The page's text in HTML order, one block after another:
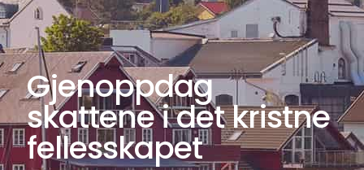
Gjenoppdag
skattene i det kristne
fellesskapet